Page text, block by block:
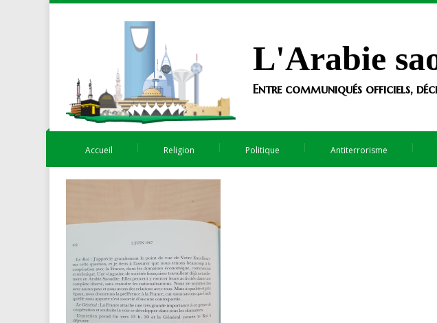
L'Arabie
Entre communiqués officiels,
Accueil Religion Politique Antiterrorisme